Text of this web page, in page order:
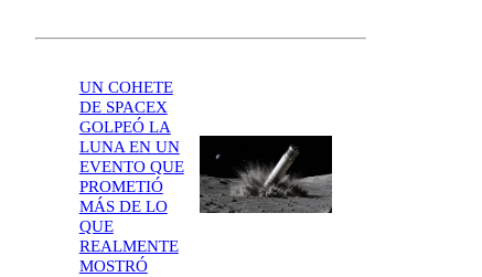
UN COHETE
DE SPACEX
GOLPEÓ LA
LUNA EN UN
EVENTO QUE
PROMETIÓ
MÁS DE LO
QUE
REALMENTE
MOSTRÓ